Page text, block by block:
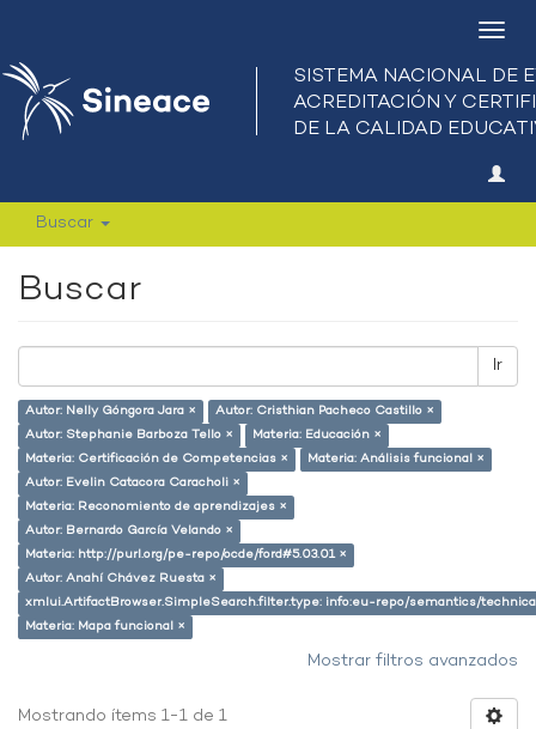
Buscar
Buscar
Ir
Autor: Nelly Góngora Jara ×
Autor: Cristhian Pacheco Castillo ×
Autor: Stephanie Barboza Tello ×
Materia: Educación ×
Materia: Certificación de Competencias ×
Materia: Análisis funcional ×
Autor: Evelin Catacora Caracholi ×
Materia: Reconomiento de aprendizajes ×
Autor: Bernardo García Velando ×
Materia: http://purl.org/pe-repo/ocde/ford#5.03.01 ×
Autor: Anahí Chávez Ruesta ×
xmlui.ArtifactBrowser.SimpleSearch.filter.type: info:eu-repo/semantics/
Materia: Mapa funcional ×
Mostrar filtros avanzados
Mostrando ítems 1-1 de 1